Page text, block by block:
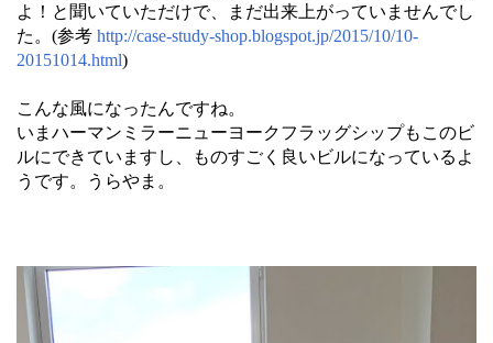
よ！と聞いていただけで、まだ出来上がっていませんでし
た。(参考 http://case-study-shop.blogspot.jp/2015/10/10-
20151014.html)
こんな風になったんですね。
いまハーマンミラーニューヨークフラッグシップもこのビ
ルにできていますし、ものすごく良いビルになっているよ
うです。うらやま。